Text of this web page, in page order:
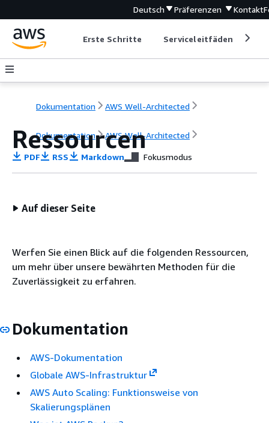
Deutsch Präferenzen Kontakt
Erste Schritte Serviceleitfäden
Dokumentation AWS Well-Architected
Dokumentation AWS Well-Architected
Ressourcen
PDF RSS Markdown Fokusmodus
Auf dieser Seite
Werfen Sie einen Blick auf die folgenden Ressourcen,
um mehr über unsere bewährten Methoden für die
Zuverlässigkeit zu erfahren.
Dokumentation
AWS-Dokumentation
Globale AWS-Infrastruktur
AWS Auto Scaling: Funktionsweise von
Skalierungsplänen